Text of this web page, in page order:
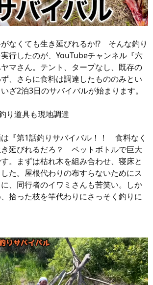
なくても生き延びれるか!? そんな釣り
行したのが、YouTubeチャンネル『六
マさん。テント、タープなし、既存の
、さらに食料は調達したもののみとい
ざ2泊3日のサバイバルが始まります。
り道具も現地調達
『第1話釣りサバイバル！！ 食料なく
延びれるだろ？ ペットボトルで巨大
。まずは枯れ木を組み合わせ、寝床と
た。屋根代わりの布すらないためにス
、同行者のイワミさんも苦笑い。しか
拾った枝を竿代わりにさっそく釣りに